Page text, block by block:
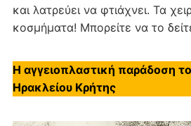
και λατρεύει να φτιάχνει. Τα
κοσμήματα! Μπορείτε να το
Η αγγειοπλαστική παράδοση
Ηρακλείου Κρήτης